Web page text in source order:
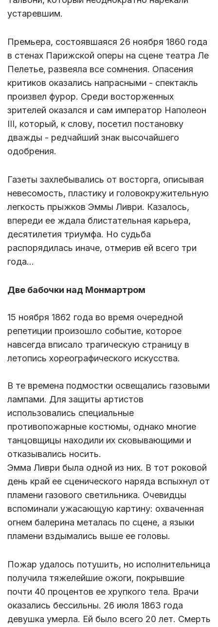
устаревшим.
Премьера, состоявшаяся 26 ноября 1860 года
в стенах Парижской оперы на сцене театра Ле
Пелетье, развеяла все сомнения. Опасения
критиков оказались напрасными - спектакль
произвел фурор. Среди восторженных
зрителей оказался и сам император Наполеон
III, который, к слову, посетил постановку
дважды - редчайший знак высочайшего
одобрения.
Газеты захлебывались от восторга, описывая
невесомость, пластику и головокружительную
легкость прыжков Эммы Ливри. Казалось,
впереди ее ждала блистательная карьера,
десятилетия триумфа. Но судьба
распорядилась иначе, отмерив ей всего три
года…
Две бабочки над Монмартром
15 ноября 1862 года во время очередной
репетиции произошло событие, которое
навсегда вписало трагическую страницу в
летопись хореографического искусства.
В те времена подмостки освещались газовыми
лампами. Для защиты артистов
использовались специальные
противопожарные костюмы, однако многие
танцовщицы находили их сковывающими и
отказывались носить.
Эмма Ливри была одной из них. В тот роковой
день край ее сценического наряда вспыхнул от
пламени газового светильника. Очевидцы
вспоминали ужасающую картину: охваченная
огнем балерина металась по сцене, а языки
пламени вздымались выше ее головы.
Пожар удалось потушить, но исполнительница
получила тяжелейшие ожоги, покрывшие
почти 40 процентов ее хрупкого тела. Врачи
оказались бессильны. 26 июля 1863 года
девушка умерла. Ей было всего 20 лет. Смерть